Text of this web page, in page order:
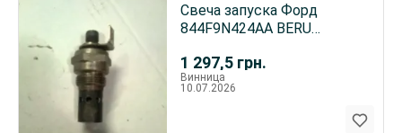
1 297,5 грн.
Свеча запуска Форд
844F9N424AA BERU
Винница
10.07.2026